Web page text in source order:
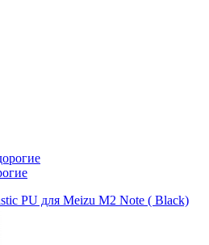
PU для Meizu M2 Note ( Black)